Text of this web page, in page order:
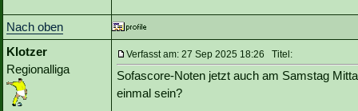
Nach oben
Klotzer
Regionalliga
Verfasst am: 27 Sep 2025 18:26 Titel:
Sofascore-Noten jetzt auch am Samstag
einmal sein?